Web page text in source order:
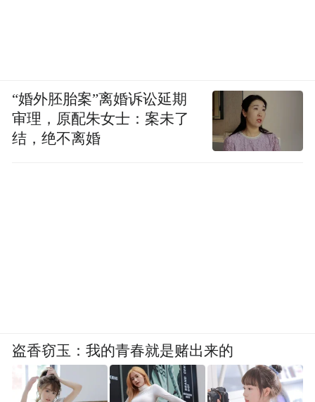
“婚外胚胎案”离婚诉讼延期
审理，原配朱女士：案未了
结，绝不离婚
盗香窃玉：我的青春就是赌出来的